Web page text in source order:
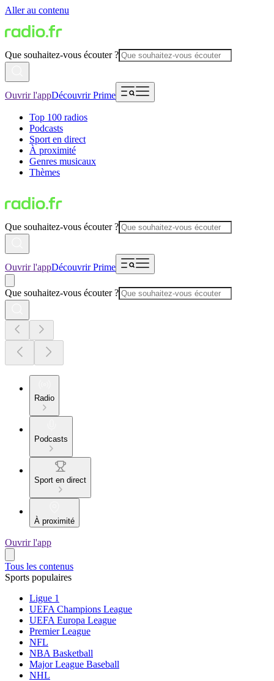
Aller au contenu
Que souhaitez-vous écouter ?
Ouvrir l'appDécouvrir Prime
Top 100 radios
Podcasts
Sport en direct
À proximité
Genres musicaux
Thèmes
Que souhaitez-vous écouter ?
Ouvrir l'appDécouvrir Prime
Que souhaitez-vous écouter ?
Radio
Podcasts
Sport en direct
À proximité
Ouvrir l'app
Tous les contenus
Sports populaires
Ligue 1
UEFA Champions League
UEFA Europa League
Premier League
NFL
NBA Basketball
Major League Baseball
NHL